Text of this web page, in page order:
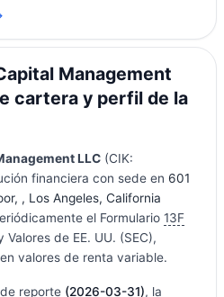
Management
cartera y perfil de la
LLC(CIK:
financiera con sede en 601
, Los Angeles, California
el Formulario 13F
de EE. UU. (SEC),
valores de renta variable.
reporte (2026-03-31), la